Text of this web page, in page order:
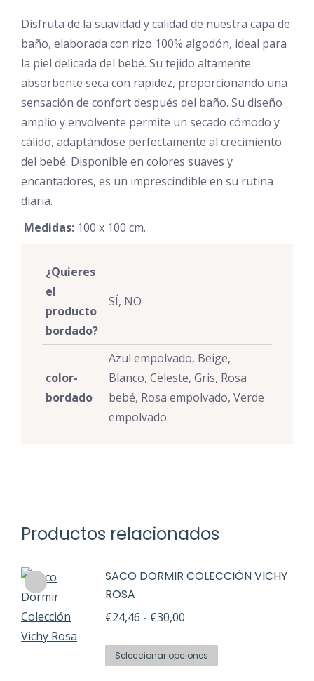
Disfruta de la suavidad y calidad de nuestra capa de
baño, elaborada con rizo 100% algodón, ideal para
la piel delicada del bebé. Su tejido altamente
absorbente seca con rapidez, proporcionando una
sensación de confort después del baño. Su diseño
amplio y envolvente permite un secado cómodo y
cálido, adaptándose perfectamente al crecimiento
del bebé. Disponible en colores suaves y
encantadores, es un imprescindible en su rutina
diaria.
Medidas: 100 x 100 cm.
¿Quieres
el
producto
bordado?
SÍ, NO
color-
bordado
Azul empolvado, Beige,
Blanco, Celeste, Gris, Rosa
bebé, Rosa empolvado, Verde
empolvado
Productos relacionados
SACO DORMIR COLECCIÓN VICHY
ROSA
€24,46 - €30,00
precios:
Seleccionar opciones